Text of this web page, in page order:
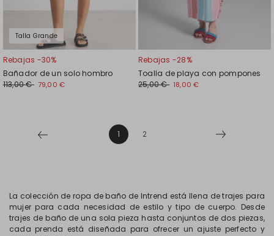
Talla Grande
Rebajas -30%
Bañador de un solo hombro
113,00 € 79,00 €
Rebajas -28%
Toalla de playa con pompones
25,00 € 18,00 €
1 2
La colección de ropa de baño de Intrend está llena de trajes para
mujer para cada necesidad de estilo y tipo de cuerpo. Desde
trajes de baño de una sola pieza hasta conjuntos de dos piezas,
cada prenda está diseñada para ofrecer un ajuste perfecto y